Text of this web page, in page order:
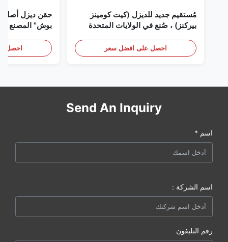
مُستقيم جديد للديزل (كيت كومينز
بيركنز) ، صُنع في الولايات المتحدة
(بيركنز) ، كل شيء جديد
احصل على افضل سعر
حقن ديزل
بوش" المصنع في
احصل
Send An Inquiry
اسم *
اسم الشركة :
رقم التليفون